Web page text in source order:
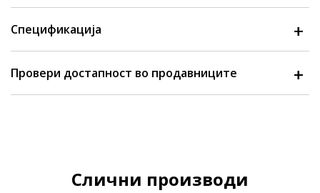
Спецификација
Провери достапност во продавниците
Слични производи